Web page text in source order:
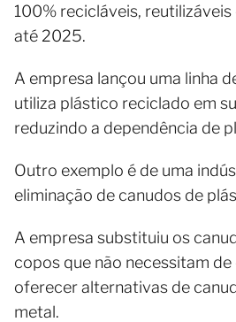
100% recicláveis,
até 2025.
A empresa lançou uma linha
utiliza plástico reciclado em
reduzindo a dependência de
Outro exemplo é de uma
eliminação de canudos de
A empresa substituiu os
copos que não necessitam
oferecer alternativas de
metal.